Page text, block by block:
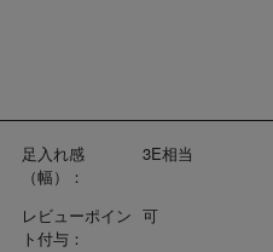
足入れ感
（幅）：
3E相当
レビューポイン
ト付与：
可